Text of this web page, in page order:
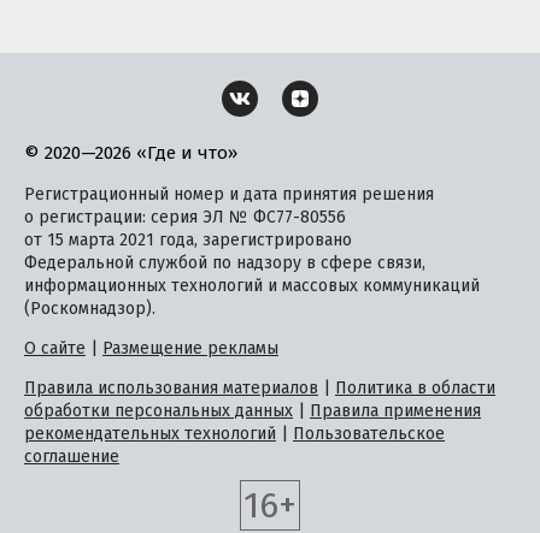
© 2020—2026 «Где и что»
Регистрационный номер и дата принятия решения
о регистрации: серия ЭЛ № ФС77-80556
от 15 марта 2021 года, зарегистрировано
Федеральной службой по надзору в сфере связи,
информационных технологий и массовых коммуникаций
(Роскомнадзор).
О сайте
Размещение рекламы
Правила использования материалов
Политика в области
обработки персональных данных
Правила применения
рекомендательных технологий
Пользовательское
соглашение
16+